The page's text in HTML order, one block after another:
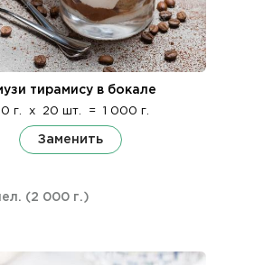
тирамису в бокале
г. x 20 шт. = 1 000 г.
Заменить
(2 000 г.)